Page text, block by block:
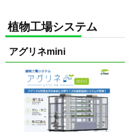
植物工場システム
アグリネmini